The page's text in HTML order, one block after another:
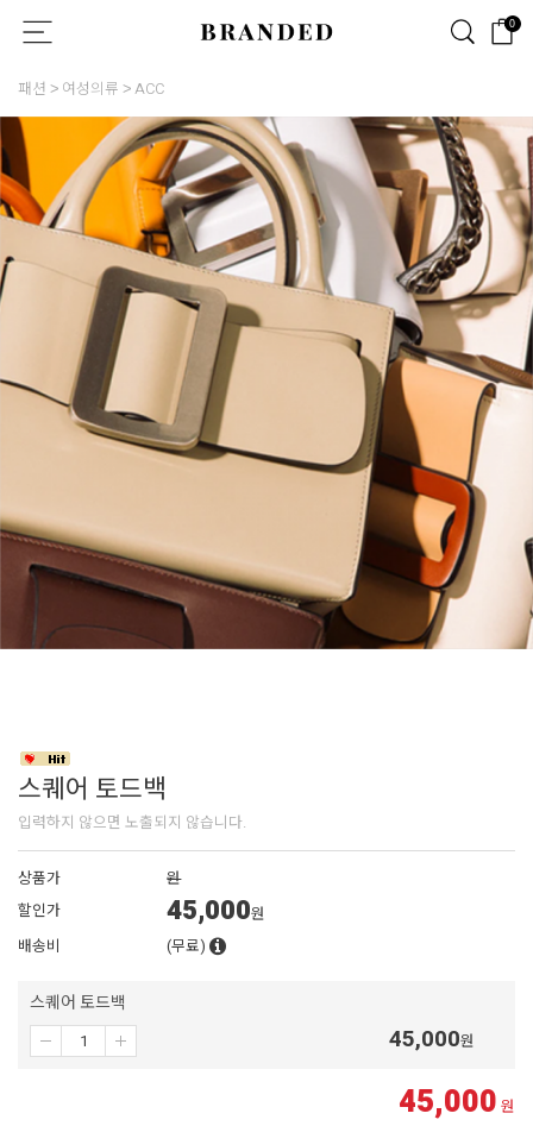
0
패션 여성의류 ACC
스퀘어 토드백
입력하지 않으면 노출되지 않습니다.
상품가
원
할인가
45,000원
배송비
(무료)
스퀘어 토드백
45,000원
45,000 원